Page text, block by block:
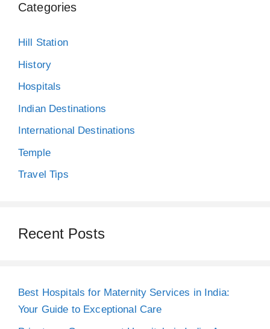
Categories
Hill Station
History
Hospitals
Indian Destinations
International Destinations
Temple
Travel Tips
Recent Posts
Best Hospitals for Maternity Services in India:
Your Guide to Exceptional Care